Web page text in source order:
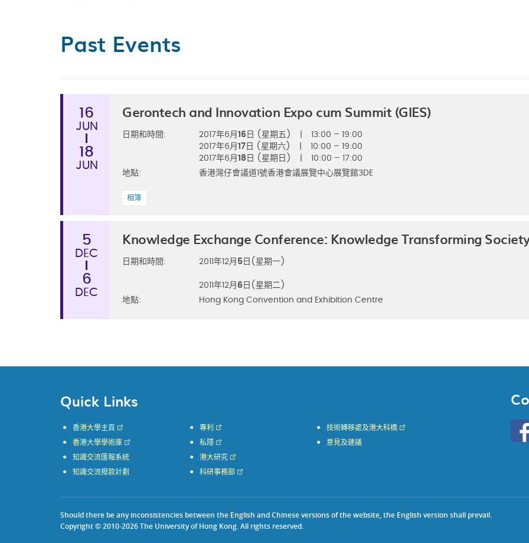
Past Events
16
JUN
18
JUN
Gerontech and Innovation Expo cum Summit (GIES)
日期和時間: 2017年6月 16 日 (星期五)
13:00 – 19:00
2017年6月 17 日 (星期六)
10:00 – 19:00
2017年6月 18 日 (星期日)
10:00 – 17:00
地點:
香港灣仔會議道1號香港會議展覽中心展覽館3DE
相簿
5
DEC
6
DEC
Knowledge Exchange Conference: Knowledge Transforming
日期和時間: 2011年12月 5 日(星期一)
2011年12月 6 日(星期二)
地點:
Hong Kong Convention and Exhibition Centre
Quick Links
香港大學主頁
香港大學學術庫
知識交流匯報系統
知識交流撥款計劃
專利
私隱
港大研究
科研事務部
技術轉移處及港大科橋
意見及建議
HKU
Should there be any inconsistencies between the English and Chinese versions of the website, the English version shall prevail.
Copyright © 2010-2026 The University of Hong Kong. All rights reserved.